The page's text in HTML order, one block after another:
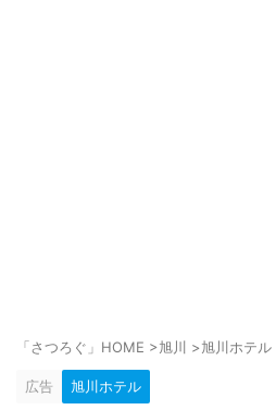
「さつろぐ」HOME >旭川 >旭川ホテル
広告 旭川ホテル